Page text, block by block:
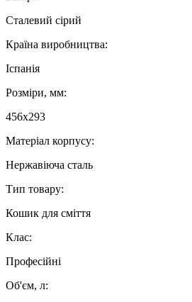
Сталевий сірий
Країна виробництва:
Іспанія
Розміри, мм:
456х293
Матеріал корпусу:
Нержавіюча сталь
Тип товару:
Кошик для сміття
Клас:
Професійні
Об'єм, л: